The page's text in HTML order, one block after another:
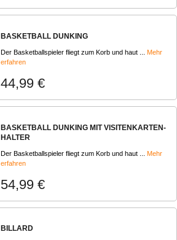
BASKETBALL DUNKING
Der Basketballspieler fliegt zum Korb und haut ... Mehr
erfahren
44,99 €
BASKETBALL DUNKING MIT VISITENKARTEN-
HALTER
Der Basketballspieler fliegt zum Korb und haut ... Mehr
erfahren
54,99 €
BILLARD